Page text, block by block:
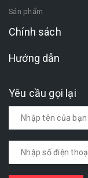
Sản phẩm
Chính sách
Hướng dẫn
Yêu cầu gọi lại